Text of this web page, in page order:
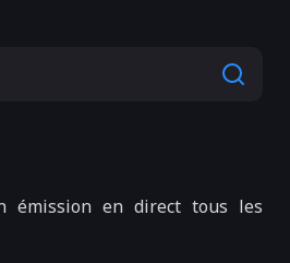
émission en direct tous les